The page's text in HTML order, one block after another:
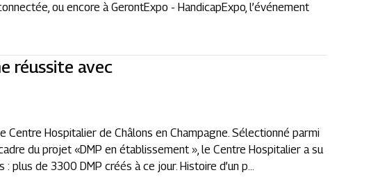
ou encore à GerontExpo - HandicapExpo, l’événement
réussite avec
Hospitalier de Châlons en Champagne. Sélectionné parmi
du projet «DMP en établissement », le Centre Hospitalier a su
plus de 3300 DMP créés à ce jour. Histoire d’un p...